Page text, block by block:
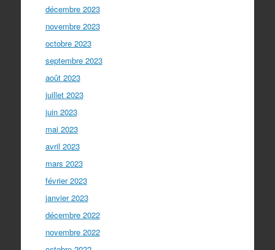
décembre 2023
novembre 2023
octobre 2023
septembre 2023
août 2023
juillet 2023
juin 2023
mai 2023
avril 2023
mars 2023
février 2023
janvier 2023
décembre 2022
novembre 2022